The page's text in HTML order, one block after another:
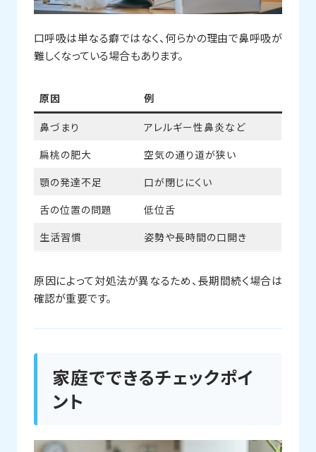
口呼吸は単なる癖ではなく、何らかの理由で鼻呼吸が
難しくなっている場合もあります。
原因 例
鼻づまり
アレルギー性鼻炎など
扁桃の肥大
空気の通り道が狭い
顎の発達不足
口が閉じにくい
舌の位置の問題
低位舌
生活習慣
姿勢や長時間の口開き
原因によって対処法が異なるため、長期間続く場合は
確認が重要です。
家庭でできるチェックポイ
ント